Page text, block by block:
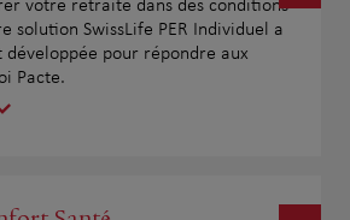
votre retraite dans des conditions
solution SwissLife PER Individuel a
développée pour répondre aux
Pacte.